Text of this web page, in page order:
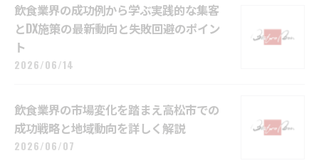
飲食業界の成功例から学ぶ実践的な集客
とDX施策の最新動向と失敗回避のポイン
ト
2026/06/14
飲食業界の市場変化を踏まえ高松市での
成功戦略と地域動向を詳しく解説
2026/06/07